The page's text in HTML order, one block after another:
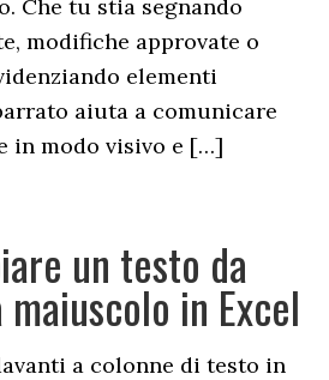
Che tu stia segnando
modifiche approvate o
elementi
aiuta a comunicare
in modo visivo e […]
un testo da
in Excel​
a colonne di testo in